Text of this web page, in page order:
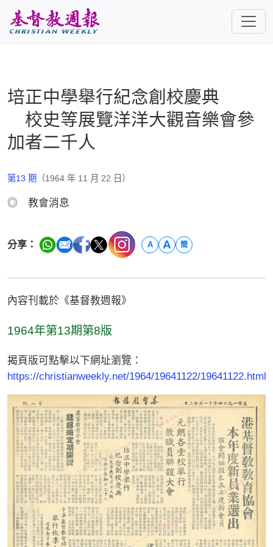
培正中學舉行紀念創校慶典
校史等展覽洋洋大觀音樂會參
加者二千人
第13 期 （1964 年 11 月 22 日）
◎ 教會消息
分享： A A 簡
內容刊載於《基督教週報》
1964年第13期第8版
揭頁版可點擊以下網址瀏覽：
https://christianweekly.net/1964/19641122/19641122.html